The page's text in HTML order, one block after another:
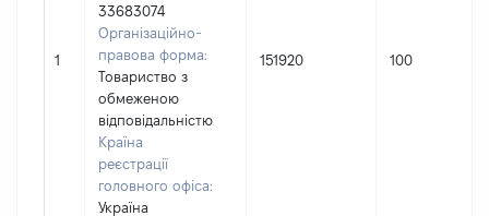
1
33683074
Організаційно-
правова форма:
Товариство з
обмеженою
відповідальністю
Країна
реєстрації
головного офіса:
Україна
151920 100